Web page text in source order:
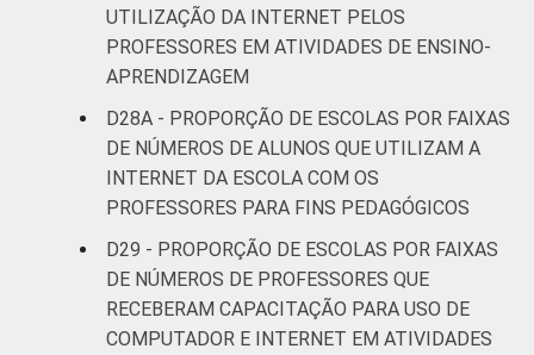
UTILIZAÇÃO DA INTERNET PELOS
PROFESSORES EM ATIVIDADES DE ENSINO-
APRENDIZAGEM
D28A - PROPORÇÃO DE ESCOLAS POR FAIXAS
DE NÚMEROS DE ALUNOS QUE UTILIZAM A
INTERNET DA ESCOLA COM OS
PROFESSORES PARA FINS PEDAGÓGICOS
D29 - PROPORÇÃO DE ESCOLAS POR FAIXAS
DE NÚMEROS DE PROFESSORES QUE
RECEBERAM CAPACITAÇÃO PARA USO DE
COMPUTADOR E INTERNET EM ATIVIDADES